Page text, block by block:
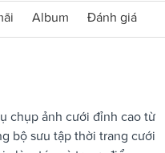
Album Đánh giá
chụp ảnh cưới đỉnh cao từ
bộ sưu tập thời trang cưới